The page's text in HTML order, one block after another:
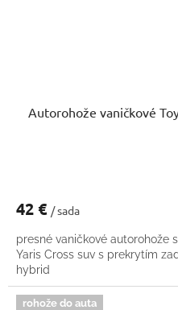
Autorohože vaničkové
42 € / sada
presné vaničkové autorohože
Yaris Cross suv s prekrytím
hybrid
rohože do auta